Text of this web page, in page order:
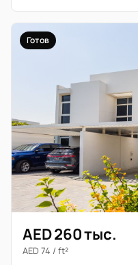
Готов
AED 260 тыс.
AED 74 / ft²